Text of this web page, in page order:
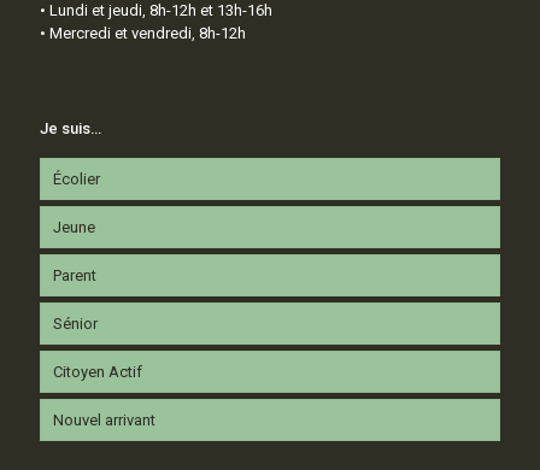
• Lundi et jeudi, 8h-12h et 13h-16h
• Mercredi et vendredi, 8h-12h
Je suis…
Écolier
Jeune
Parent
Sénior
Citoyen Actif
Nouvel arrivant